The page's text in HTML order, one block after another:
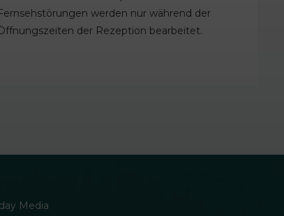
werden nur während der
der Rezeption bearbeitet.
Media